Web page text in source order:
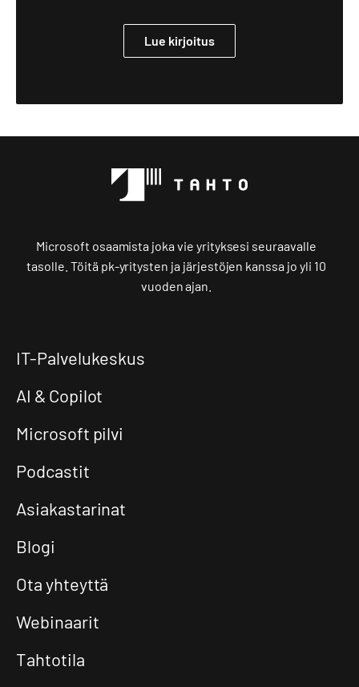
Lue kirjoitus
Microsoft osaamista joka vie yrityksesi seuraavalle
tasolle. Töitä pk-yritysten ja järjestöjen kanssa jo yli 10
vuoden ajan.
IT-Palvelukeskus
AI & Copilot
Microsoft pilvi
Podcastit
Asiakastarinat
Blogi
Ota yhteyttä
Webinaarit
Tahtotila